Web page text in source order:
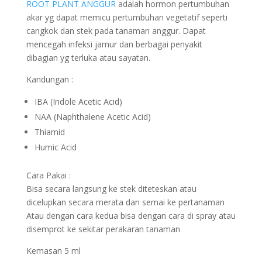
ROOT PLANT ANGGURadalah hormon pertumbuhan
akar yg dapat memicu pertumbuhan vegetatif seperti
cangkok dan stek pada tanaman anggur. Dapat
mencegah infeksi jamur dan berbagai penyakit
dibagian yg terluka atau sayatan.
Kandungan :
IBA (Indole Acetic Acid)
NAA (Naphthalene Acetic Acid)
Thiamid
Humic Acid
Cara Pakai :
Bisa secara langsung ke stek diteteskan atau
dicelupkan secara merata dan semai ke pertanaman
Atau dengan cara kedua bisa dengan cara di spray atau
disemprot ke sekitar perakaran tanaman
Kemasan 5 ml